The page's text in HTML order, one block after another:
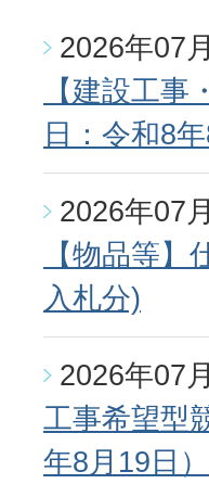
2026年07
【建設工
日：令和8
2026年07
【物品等
入札分)
2026年07
工事希望型
年8月19日）